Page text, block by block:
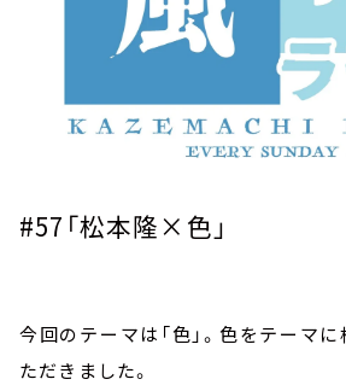
#57 「松本隆×色」
今回のテーマは「色」。色をテーマ
ただきました。